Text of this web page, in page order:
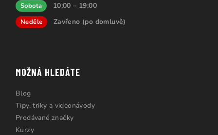
Sobota 10:00 – 19:00
Neděle Zavřeno (po domluvě)
MOŽNÁ HLEDÁTE
Blog
Tipy, triky a videonávody
Prodávané značky
Kurzy